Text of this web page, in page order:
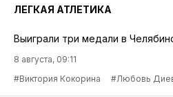
ЛЕГКАЯ АТЛЕТИКА
Выиграли три медали в
8 августа, 09:11
#Виктория Кокорина
#Любовь